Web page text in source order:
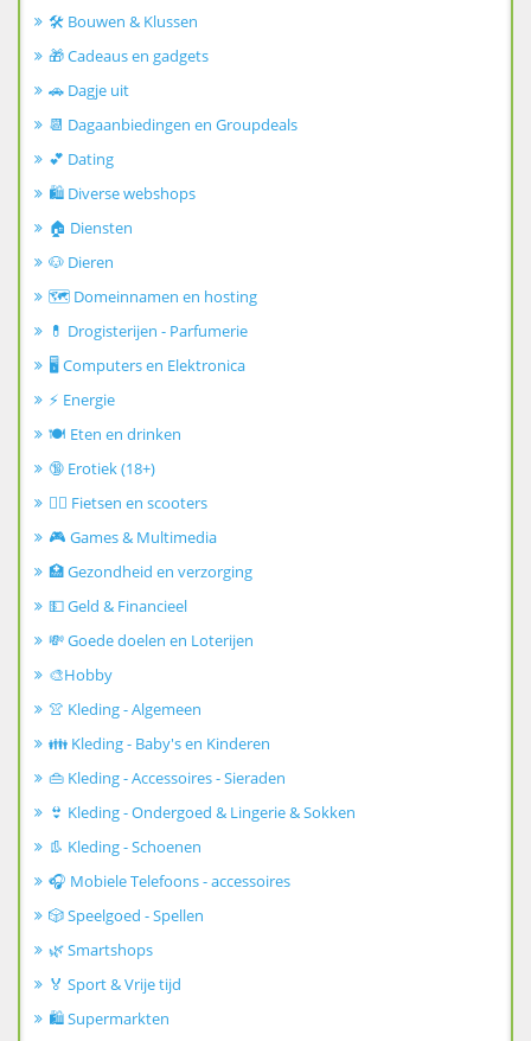
🛠️ Bouwen & Klussen
🎁 Cadeaus en gadgets
🚗 Dagje uit
📆 Dagaanbiedingen en Groupdeals
💕 Dating
🛍️ Diverse webshops
🏠 Diensten
🐶 Dieren
🗺️ Domeinnamen en hosting
💊 Drogisterijen - Parfumerie
🖥️ Computers en Elektronica
⚡ Energie
🍽️ Eten en drinken
🔞 Erotiek (18+)
🚴‍♂️ Fietsen en scooters
🎮 Games & Multimedia
🏥 Gezondheid en verzorging
💵 Geld & Financieel
💸 Goede doelen en Loterijen
🎨Hobby
👚 Kleding - Algemeen
👪 Kleding - Baby's en Kinderen
👜 Kleding - Accessoires - Sieraden
👙 Kleding - Ondergoed & Lingerie & Sokken
👢 Kleding - Schoenen
🎧 Mobiele Telefoons - accessoires
🎲 Speelgoed - Spellen
🌿 Smartshops
🏅 Sport & Vrije tijd
🛍️ Supermarkten